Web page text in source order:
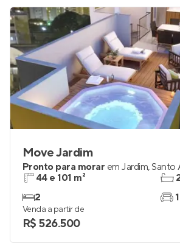
Move Jardim
Pronto para morar em Jardim,Santo
44 e 101 m²
2
1
Venda a partir de
R$ 526.500